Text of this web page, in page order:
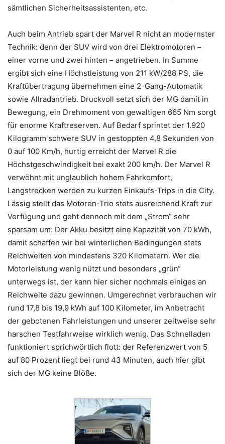
sämtlichen Sicherheitsassistenten, etc.
Auch beim Antrieb spart der Marvel R nicht an modernster
Technik: denn der SUV wird von drei Elektromotoren –
einer vorne und zwei hinten – angetrieben. In Summe
ergibt sich eine Höchstleistung von 211 kW/288 PS, die
Kraftübertragung übernehmen eine 2-Gang-Automatik
sowie Allradantrieb. Druckvoll setzt sich der MG damit in
Bewegung, ein Drehmoment von gewaltigen 665 Nm sorgt
für enorme Kraftreserven. Auf Bedarf sprintet der 1.920
Kilogramm schwere SUV in gestoppten 4,8 Sekunden von
0 auf 100 Km/h, hurtig erreicht der Marvel R die
Höchstgeschwindigkeit bei exakt 200 km/h. Der Marvel R
verwöhnt mit unglaublich hohem Fahrkomfort,
Langstrecken werden zu kurzen Einkaufs-Trips in die City.
Lässig stellt das Motoren-Trio stets ausreichend Kraft zur
Verfügung und geht dennoch mit dem „Strom“ sehr
sparsam um: Der Akku besitzt eine Kapazität von 70 kWh,
damit schaffen wir bei winterlichen Bedingungen stets
Reichweiten von mindestens 320 Kilometern. Wer die
Motorleistung wenig nützt und besonders „grün“
unterwegs ist, der kann hier sicher nochmals einiges an
Reichweite dazu gewinnen. Umgerechnet verbrauchen wir
rund 17,8 bis 19,9 kWh auf 100 Kilometer, im Anbetracht
der gebotenen Fahrleistungen und unserer zeitweise sehr
harschen Testfahrweise wirklich wenig. Das Schnelladen
funktioniert sprichwörtlich flott: der Referenzwert von 5
auf 80 Prozent liegt bei rund 43 Minuten, auch hier gibt
sich der MG keine Blöße.